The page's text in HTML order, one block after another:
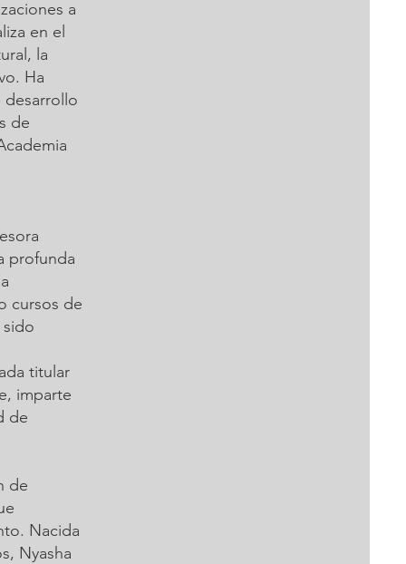
a
en el
la
Ha
de
profunda
cursos de
titular
imparte
de
de
Nacida
Nyasha